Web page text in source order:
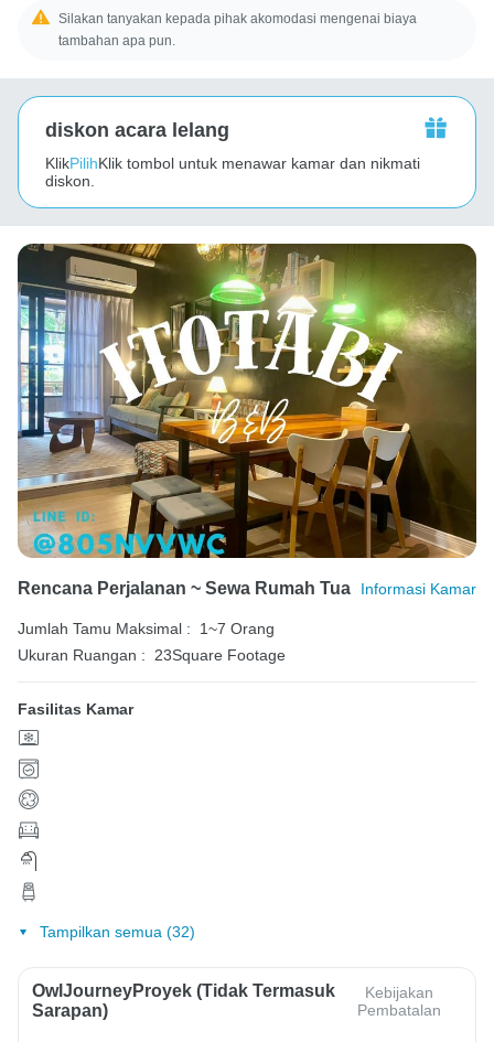
Silakan tanyakan kepada pihak akomodasi mengenai biaya
tambahan apa pun.
diskon acara lelang
KlikPilihKlik tombol untuk menawar kamar dan nikmati
diskon.
Rencana Perjalanan ~ Sewa Rumah Tua Informasi Kamar
Jumlah Tamu Maksimal :
1~7 Orang
Ukuran Ruangan :
23Square Footage
Fasilitas Kamar
Tampilkan semua (32)
OwlJourneyProyek (Tidak Termasuk
Sarapan)
Kebijakan
Pembatalan